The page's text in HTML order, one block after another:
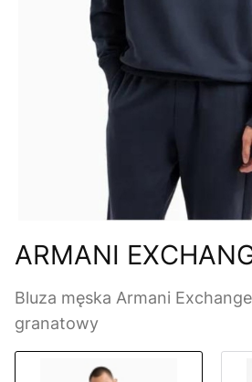
ARMANI
Bluza męska Armani
granatowy